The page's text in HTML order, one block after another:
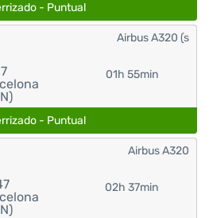
- Puntual
01h 55min
Airbus A320 (s
- Puntual
02h 37min
Airbus A320